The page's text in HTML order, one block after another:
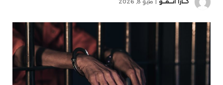
كــازا أنــفــو مايو 8, 2026